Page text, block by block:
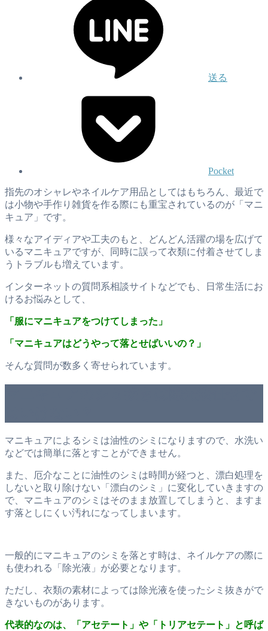
送る
Pocket
指先のオシャレやネイルケア用品としてはもちろん、最近で
は小物や手作り雑貨を作る際にも重宝されているのが「マニ
キュア」です。
様々なアイディアや工夫のもと、どんどん活躍の場を広げて
いるマニキュアですが、同時に誤って衣類に付着させてしま
うトラブルも増えています。
インターネットの質問系相談サイトなどでも、日常生活にお
けるお悩みとして、
「服にマニキュアをつけてしまった」
「マニキュアはどうやって落とせばいいの？」
そんな質問が数多く寄せられています。
マニキュアによるシミは油性のシミになりますので、水洗い
などでは簡単に落とすことができません。
また、厄介なことに油性のシミは時間が経つと、漂白処理を
しないと取り除けない「漂白のシミ」に変化していきますの
で、マニキュアのシミはそのまま放置してしまうと、ますま
す落としにくい汚れになってしまいます。
一般的にマニキュアのシミを落とす時は、ネイルケアの際に
も使われる「除光液」が必要となります。
ただし、衣類の素材によっては除光液を使ったシミ抜きがで
きないものがあります。
代表的なのは、「アセテート」や「トリアセテート」と呼ば